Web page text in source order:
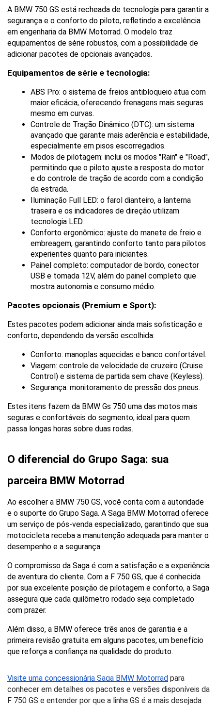
A BMW 750 GS está recheada de tecnologia para garantir a
segurança e o conforto do piloto, refletindo a excelência
em engenharia da BMW Motorrad. O modelo traz
equipamentos de série robustos, com a possibilidade de
adicionar pacotes de opcionais avançados.
Equipamentos de série e tecnologia:
ABS Pro: o sistema de freios antibloqueio atua com
maior eficácia, oferecendo frenagens mais seguras
mesmo em curvas.
Controle de Tração Dinâmico (DTC): um sistema
avançado que garante mais aderência e estabilidade,
especialmente em pisos escorregadios.
Modos de pilotagem: inclui os modos "Rain" e "Road",
permitindo que o piloto ajuste a resposta do motor
e do controle de tração de acordo com a condição
da estrada.
Iluminação Full LED: o farol dianteiro, a lanterna
traseira e os indicadores de direção utilizam
tecnologia LED.
Conforto ergonômico: ajuste do manete de freio e
embreagem, garantindo conforto tanto para pilotos
experientes quanto para iniciantes.
Painel completo: computador de bordo, conector
USB e tomada 12V, além do painel completo que
mostra autonomia e consumo médio.
Pacotes opcionais (Premium e Sport):
Estes pacotes podem adicionar ainda mais sofisticação e
conforto, dependendo da versão escolhida:
Conforto: manoplas aquecidas e banco confortável.
Viagem: controle de velocidade de cruzeiro (Cruise
Control) e sistema de partida sem chave (Keyless).
Segurança: monitoramento de pressão dos pneus.
Estes itens fazem da BMW Gs 750 uma das motos mais
seguras e confortáveis do segmento, ideal para quem
passa longas horas sobre duas rodas.
O diferencial do Grupo Saga: sua
parceira BMW Motorrad
Ao escolher a BMW 750 GS, você conta com a autoridade
e o suporte do Grupo Saga. A Saga BMW Motorrad oferece
um serviço de pós-venda especializado, garantindo que sua
motocicleta receba a manutenção adequada para manter o
desempenho e a segurança.
O compromisso da Saga é com a satisfação e a experiência
de aventura do cliente. Com a F 750 GS, que é conhecida
por sua excelente posição de pilotagem e conforto, a Saga
assegura que cada quilômetro rodado seja completado
com prazer.
Além disso, a BMW oferece três anos de garantia e a
primeira revisão gratuita em alguns pacotes, um benefício
que reforça a confiança na qualidade do produto.
Visite uma concessionária Saga BMW Motorrad para
conhecer em detalhes os pacotes e versões disponíveis da
F 750 GS e entender por que a linha GS é a mais desejada